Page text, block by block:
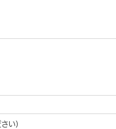
さい)